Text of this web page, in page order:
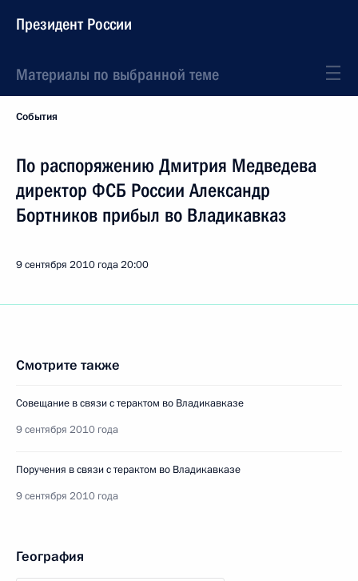
Президент России
Материалы по выбранной теме
События
По распоряжению Дмитрия Медведева
директор ФСБ России Александр
Бортников прибыл во Владикавказ
9 сентября 2010 года20:00
Смотрите также
Совещание в связи с терактом во Владикавказе
9 сентября 2010 года
Поручения в связи с терактом во Владикавказе
9 сентября 2010 года
География